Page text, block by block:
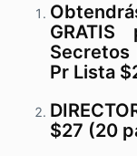
Pr Lista
$27 (20